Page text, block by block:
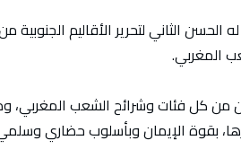
الثاني لتحرير الأقاليم الجنوبية
المغربي.
جماهير المتطوعين من كل فئات وشرائح الشعب
بقوة الإيمان وبأسلوب حضاري